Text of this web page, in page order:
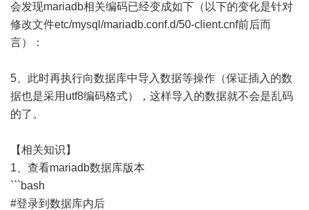
会发现mariadb相关编码已经变成如下（以下的变化是针对
修改文件etc/mysql/mariadb.conf.d/50-client.cnf前后而
言）：
5、此时再执行向数据库中导入数据等操作（保证插入的数
据也是采用utf8编码格式），这样导入的数据就不会是乱码
的了。
【相关知识】
1、查看mariadb数据库版本
```bash
#登录到数据库内后